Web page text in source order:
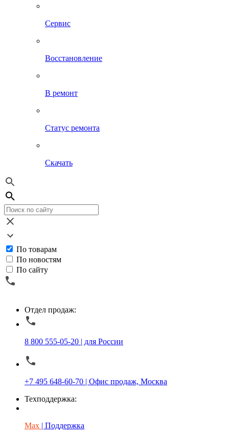
Сервис
Восстановление
В ремонт
Статус ремонта
Скачать
По товарам
По новостям
По сайту
Отдел продаж:
8 800 555-05-20 | для России
+7 495 648-60-70 | Офис продаж, Москва
Техподдержка:
Max | Поддержка